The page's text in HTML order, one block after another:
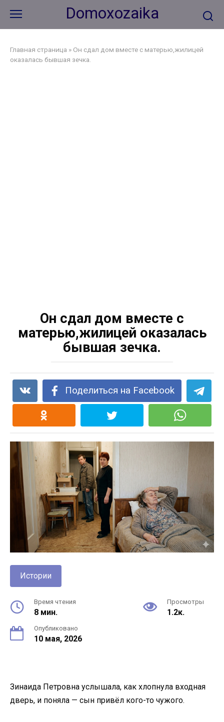
контенту
Domoxozaika
Главная страница » Он сдал дом вместе с матерью,жилицей
оказалась бывшая зечка.
Он сдал дом вместе с
матерью,жилицей оказалась
бывшая зечка.
Поделиться на Facebook
Истории
Время чтения
8 мин.
Просмотры
1.2к.
Опубликовано
10 мая, 2026
Зинаида Петровна услышала, как хлопнула входная
дверь, и поняла — сын привёл кого-то чужого.